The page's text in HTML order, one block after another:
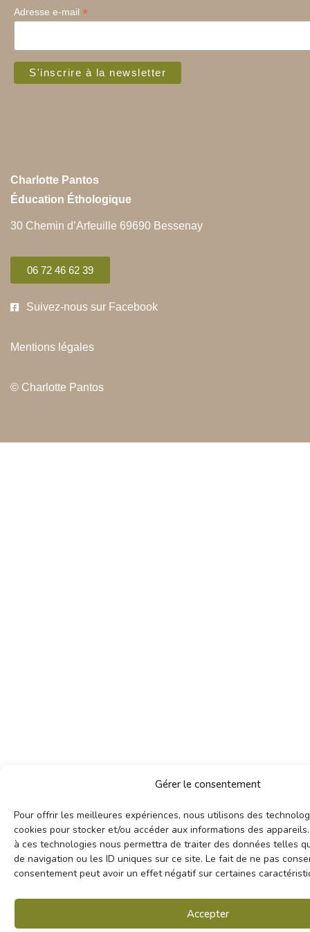
Gérer le consentement
Pour offrir les meilleures expériences, nous utilisons des
cookies pour stocker et/ou accéder aux informations des
à ces technologies nous permettra de traiter des données telles
de navigation ou les ID uniques sur ce site. Le fait de ne pas
consentement peut avoir un effet négatif sur certaines
Accepter
Adresse e-mail *
Charlotte Pantos
Éducation Éthologique
30 Chemin d’Arfeuille 69690 Bessenay
06 72 46 62 39
Suivez-nous sur Facebook
Mentions légales
© Charlotte Pantos